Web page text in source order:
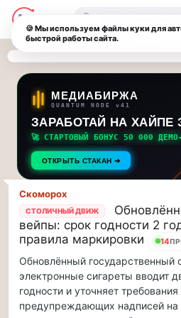
Последние
новости
и
обновления
потока:
Друзья,
приглашаем
на
музыкальную
прогулку
по
Москве
Чайковского!…
Друзья,
приглашаем
на
музыкальную
—
Главный
чат-
новости
и
инсайды
Москвы
🔍
МЕДИАБИРЖА
QUANTUM NODE v41
ЗАРАБОТАЙ НА ХАЙПЕ
🚀 СТАРТОВЫЙ БОНУС 50 000
ОТКРЫТЬ СТАКАН ➔
Скоморох
СТОЛИЧНЫЙ ДВИЖ
вейпы: срок годности 2
правила маркировки
14
Обновлённый государственный
электронные сигареты вводит
годности и уточняет
предупреждающих надписей на
🍪 Мы используем файлы куки для
быстрой работы сайта.